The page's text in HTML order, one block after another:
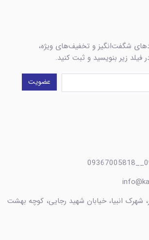
شگفت‌انگیز و تخفیف‌های ویژه،
فیلد زیر بنویسید و ثبت کنید.
عضویت
شهرک انبیا، خیابان شهید رجایی، کوچه بهشت